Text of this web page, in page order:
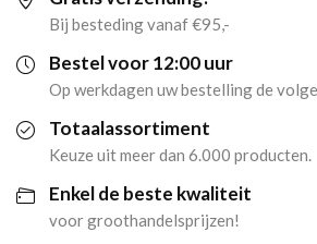
Bij besteding vanaf €95,-
Bestel voor 12:00 uur
Op werkdagen uw bestelling de
Totaalassortiment
Keuze uit meer dan 6.000 producten.
Enkel de beste kwaliteit
voor groothandelsprijzen!